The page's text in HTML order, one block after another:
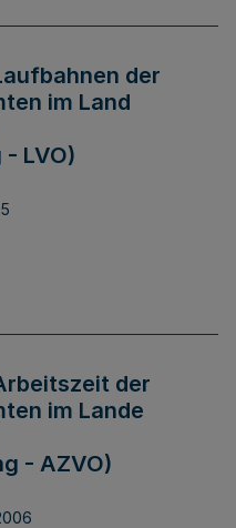
der
im Land
LVO)
der
im Lande
- AZVO)